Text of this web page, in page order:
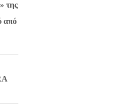
της
από